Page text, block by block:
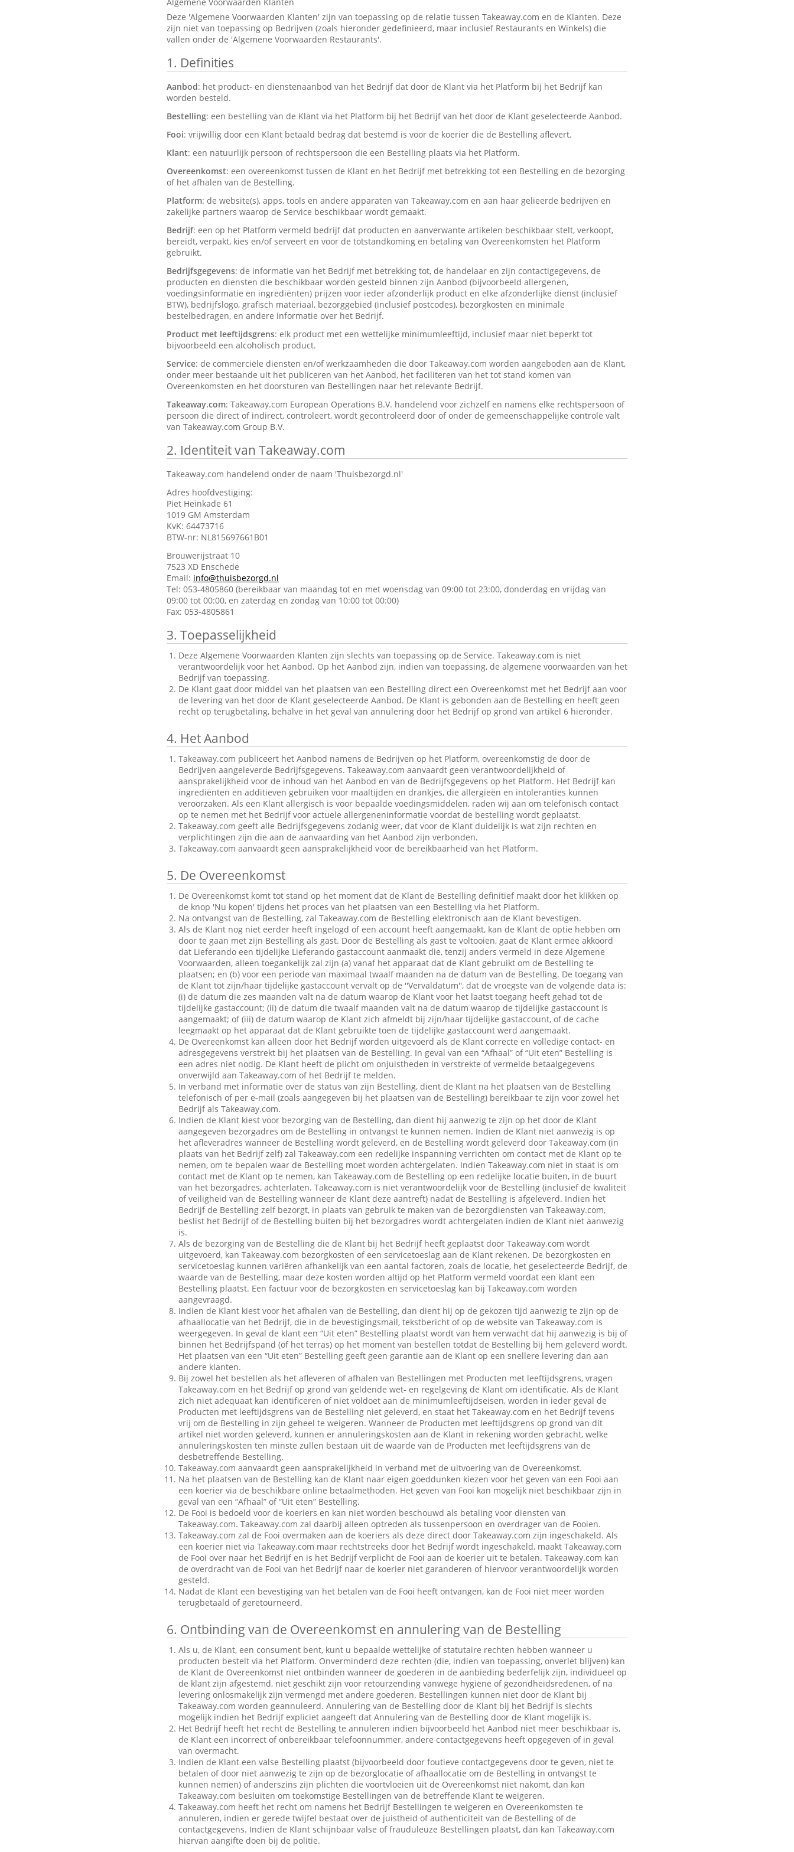
Deze 'Algemene Voorwaarden Klanten' zijn van toepassing op de relatie tussen Takeaway.com en de Klanten. Deze
zijn niet van toepassing op Bedrijven (zoals hieronder gedefinieerd, maar inclusief Restaurants en Winkels) die
vallen onder de 'Algemene Voorwaarden Restaurants'.
1. Definities
Aanbod: het product- en dienstenaanbod van het Bedrijf dat door de Klant via het Platform bij het Bedrijf kan
worden besteld.
Bestelling: een bestelling van de Klant via het Platform bij het Bedrijf van het door de Klant geselecteerde Aanbod.
Fooi: vrijwillig door een Klant betaald bedrag dat bestemd is voor de koerier die de Bestelling aflevert.
Klant: een natuurlijk persoon of rechtspersoon die een Bestelling plaats via het Platform.
Overeenkomst: een overeenkomst tussen de Klant en het Bedrijf met betrekking tot een Bestelling en de bezorging
of het afhalen van de Bestelling.
Platform: de website(s), apps, tools en andere apparaten van Takeaway.com en aan haar gelieerde bedrijven en
zakelijke partners waarop de Service beschikbaar wordt gemaakt.
Bedrijf: een op het Platform vermeld bedrijf dat producten en aanverwante artikelen beschikbaar stelt, verkoopt,
bereidt, verpakt, kies en/of serveert en voor de totstandkoming en betaling van Overeenkomsten het Platform
gebruikt.
Bedrijfsgegevens: de informatie van het Bedrijf met betrekking tot, de handelaar en zijn contactigegevens, de
producten en diensten die beschikbaar worden gesteld binnen zijn Aanbod (bijvoorbeeld allergenen,
voedingsinformatie en ingrediënten) prijzen voor ieder afzonderlijk product en elke afzonderlijke dienst (inclusief
BTW), bedrijfslogo, grafisch materiaal, bezorggebied (inclusief postcodes), bezorgkosten en minimale
bestelbedragen, en andere informatie over het Bedrijf.
Product met leeftijdsgrens: elk product met een wettelijke minimumleeftijd, inclusief maar niet beperkt tot
bijvoorbeeld een alcoholisch product.
Service: de commerciële diensten en/of werkzaamheden die door Takeaway.com worden aangeboden aan de Klant,
onder meer bestaande uit het publiceren van het Aanbod, het faciliteren van het tot stand komen van
Overeenkomsten en het doorsturen van Bestellingen naar het relevante Bedrijf.
Takeaway.com: Takeaway.com European Operations B.V. handelend voor zichzelf en namens elke rechtspersoon of
persoon die direct of indirect, controleert, wordt gecontroleerd door of onder de gemeenschappelijke controle valt
van Takeaway.com Group B.V.
2. Identiteit van Takeaway.com
Takeaway.com handelend onder de naam 'Thuisbezorgd.nl'
Adres hoofdvestiging:
Piet Heinkade 61
1019 GM Amsterdam
KvK: 64473716
BTW-nr: NL815697661B01
Brouwerijstraat 10
7523 XD Enschede
Email: info@thuisbezorgd.nl
Tel: 053-4805860 (bereikbaar van maandag tot en met woensdag van 09:00 tot 23:00, donderdag en vrijdag van
09:00 tot 00:00, en zaterdag en zondag van 10:00 tot 00:00)
Fax: 053-4805861
3. Toepasselijkheid
Deze Algemene Voorwaarden Klanten zijn slechts van toepassing op de Service. Takeaway.com is niet
verantwoordelijk voor het Aanbod. Op het Aanbod zijn, indien van toepassing, de algemene voorwaarden van het
Bedrijf van toepassing.
De Klant gaat door middel van het plaatsen van een Bestelling direct een Overeenkomst met het Bedrijf aan voor
de levering van het door de Klant geselecteerde Aanbod. De Klant is gebonden aan de Bestelling en heeft geen
recht op terugbetaling, behalve in het geval van annulering door het Bedrijf op grond van artikel 6 hieronder.
4. Het Aanbod
Takeaway.com publiceert het Aanbod namens de Bedrijven op het Platform, overeenkomstig de door de
Bedrijven aangeleverde Bedrijfsgegevens. Takeaway.com aanvaardt geen verantwoordelijkheid of
aansprakelijkheid voor de inhoud van het Aanbod en van de Bedrijfsgegevens op het Platform. Het Bedrijf kan
ingrediënten en additieven gebruiken voor maaltijden en drankjes, die allergieën en intoleranties kunnen
veroorzaken. Als een Klant allergisch is voor bepaalde voedingsmiddelen, raden wij aan om telefonisch contact
op te nemen met het Bedrijf voor actuele allergeneninformatie voordat de bestelling wordt geplaatst.
Takeaway.com geeft alle Bedrijfsgegevens zodanig weer, dat voor de Klant duidelijk is wat zijn rechten en
verplichtingen zijn die aan de aanvaarding van het Aanbod zijn verbonden.
Takeaway.com aanvaardt geen aansprakelijkheid voor de bereikbaarheid van het Platform.
5. De Overeenkomst
De Overeenkomst komt tot stand op het moment dat de Klant de Bestelling definitief maakt door het klikken op
de knop 'Nu kopen' tijdens het proces van het plaatsen van een Bestelling via het Platform.
Na ontvangst van de Bestelling, zal Takeaway.com de Bestelling elektronisch aan de Klant bevestigen.
Als de Klant nog niet eerder heeft ingelogd of een account heeft aangemaakt, kan de Klant de optie hebben om
door te gaan met zijn Bestelling als gast. Door de Bestelling als gast te voltooien, gaat de Klant ermee akkoord
dat Lieferando een tijdelijke Lieferando gastaccount aanmaakt die, tenzij anders vermeld in deze Algemene
Voorwaarden, alleen toegankelijk zal zijn (a) vanaf het apparaat dat de Klant gebruikt om de Bestelling te
plaatsen; en (b) voor een periode van maximaal twaalf maanden na de datum van de Bestelling. De toegang van
de Klant tot zijn/haar tijdelijke gastaccount vervalt op de ''Vervaldatum'', dat de vroegste van de volgende data is:
(i) de datum die zes maanden valt na de datum waarop de Klant voor het laatst toegang heeft gehad tot de
tijdelijke gastaccount; (ii) de datum die twaalf maanden valt na de datum waarop de tijdelijke gastaccount is
aangemaakt; of (iii) de datum waarop de Klant zich afmeldt bij zijn/haar tijdelijke gastaccount, of de cache
leegmaakt op het apparaat dat de Klant gebruikte toen de tijdelijke gastaccount werd aangemaakt.
De Overeenkomst kan alleen door het Bedrijf worden uitgevoerd als de Klant correcte en volledige contact- en
adresgegevens verstrekt bij het plaatsen van de Bestelling. In geval van een “Afhaal” of “Uit eten” Bestelling is
een adres niet nodig. De Klant heeft de plicht om onjuistheden in verstrekte of vermelde betaalgegevens
onverwijld aan Takeaway.com of het Bedrijf te melden.
In verband met informatie over de status van zijn Bestelling, dient de Klant na het plaatsen van de Bestelling
telefonisch of per e-mail (zoals aangegeven bij het plaatsen van de Bestelling) bereikbaar te zijn voor zowel het
Bedrijf als Takeaway.com.
Indien de Klant kiest voor bezorging van de Bestelling, dan dient hij aanwezig te zijn op het door de Klant
aangegeven bezorgadres om de Bestelling in ontvangst te kunnen nemen. Indien de Klant niet aanwezig is op
het afleveradres wanneer de Bestelling wordt geleverd, en de Bestelling wordt geleverd door Takeaway.com (in
plaats van het Bedrijf zelf) zal Takeaway.com een redelijke inspanning verrichten om contact met de Klant op te
nemen, om te bepalen waar de Bestelling moet worden achtergelaten. Indien Takeaway.com niet in staat is om
contact met de Klant op te nemen, kan Takeaway.com de Bestelling op een redelijke locatie buiten, in de buurt
van het bezorgadres, achterlaten. Takeaway.com is niet verantwoordelijk voor de Bestelling (inclusief de kwaliteit
of veiligheid van de Bestelling wanneer de Klant deze aantreft) nadat de Bestelling is afgeleverd. Indien het
Bedrijf de Bestelling zelf bezorgt, in plaats van gebruik te maken van de bezorgdiensten van Takeaway.com,
beslist het Bedrijf of de Bestelling buiten bij het bezorgadres wordt achtergelaten indien de Klant niet aanwezig
is.
Als de bezorging van de Bestelling die de Klant bij het Bedrijf heeft geplaatst door Takeaway.com wordt
uitgevoerd, kan Takeaway.com bezorgkosten of een servicetoeslag aan de Klant rekenen. De bezorgkosten en
servicetoeslag kunnen variëren afhankelijk van een aantal factoren, zoals de locatie, het geselecteerde Bedrijf, de
waarde van de Bestelling, maar deze kosten worden altijd op het Platform vermeld voordat een klant een
Bestelling plaatst. Een factuur voor de bezorgkosten en servicetoeslag kan bij Takeaway.com worden
aangevraagd.
Indien de Klant kiest voor het afhalen van de Bestelling, dan dient hij op de gekozen tijd aanwezig te zijn op de
afhaallocatie van het Bedrijf, die in de bevestigingsmail, tekstbericht of op de website van Takeaway.com is
weergegeven. In geval de klant een “Uit eten” Bestelling plaatst wordt van hem verwacht dat hij aanwezig is bij of
binnen het Bedrijfspand (of het terras) op het moment van bestellen totdat de Bestelling bij hem geleverd wordt.
Het plaatsen van een “Uit eten” Bestelling geeft geen garantie aan de Klant op een snellere levering dan aan
andere klanten.
Bij zowel het bestellen als het afleveren of afhalen van Bestellingen met Producten met leeftijdsgrens, vragen
Takeaway.com en het Bedrijf op grond van geldende wet- en regelgeving de Klant om identificatie. Als de Klant
zich niet adequaat kan identificeren of niet voldoet aan de minimumleeftijdseisen, worden in ieder geval de
Producten met leeftijdsgrens van de Bestelling niet geleverd, en staat het Takeaway.com en het Bedrijf tevens
vrij om de Bestelling in zijn geheel te weigeren. Wanneer de Producten met leeftijdsgrens op grond van dit
artikel niet worden geleverd, kunnen er annuleringskosten aan de Klant in rekening worden gebracht, welke
annuleringskosten ten minste zullen bestaan uit de waarde van de Producten met leeftijdsgrens van de
desbetreffende Bestelling.
Takeaway.com aanvaardt geen aansprakelijkheid in verband met de uitvoering van de Overeenkomst.
Na het plaatsen van de Bestelling kan de Klant naar eigen goeddunken kiezen voor het geven van een Fooi aan
een koerier via de beschikbare online betaalmethoden. Het geven van Fooi kan mogelijk niet beschikbaar zijn in
geval van een “Afhaal” of “Uit eten” Bestelling.
De Fooi is bedoeld voor de koeriers en kan niet worden beschouwd als betaling voor diensten van
Takeaway.com. Takeaway.com zal daarbij alleen optreden als tussenpersoon en overdrager van de Fooien.
Takeaway.com zal de Fooi overmaken aan de koeriers als deze direct door Takeaway.com zijn ingeschakeld. Als
een koerier niet via Takeaway.com maar rechtstreeks door het Bedrijf wordt ingeschakeld, maakt Takeaway.com
de Fooi over naar het Bedrijf en is het Bedrijf verplicht de Fooi aan de koerier uit te betalen. Takeaway.com kan
de overdracht van de Fooi van het Bedrijf naar de koerier niet garanderen of hiervoor verantwoordelijk worden
gesteld.
Nadat de Klant een bevestiging van het betalen van de Fooi heeft ontvangen, kan de Fooi niet meer worden
terugbetaald of geretourneerd.
6. Ontbinding van de Overeenkomst en annulering van de Bestelling
Als u, de Klant, een consument bent, kunt u bepaalde wettelijke of statutaire rechten hebben wanneer u
producten bestelt via het Platform. Onverminderd deze rechten (die, indien van toepassing, onverlet blijven) kan
de Klant de Overeenkomst niet ontbinden wanneer de goederen in de aanbieding bederfelijk zijn, individueel op
de klant zijn afgestemd, niet geschikt zijn voor retourzending vanwege hygiëne of gezondheidsredenen, of na
levering onlosmakelijk zijn vermengd met andere goederen. Bestellingen kunnen niet door de Klant bij
Takeaway.com worden geannuleerd. Annulering van de Bestelling door de Klant bij het Bedrijf is slechts
mogelijk indien het Bedrijf expliciet aangeeft dat Annulering van de Bestelling door de Klant mogelijk is.
Het Bedrijf heeft het recht de Bestelling te annuleren indien bijvoorbeeld het Aanbod niet meer beschikbaar is,
de Klant een incorrect of onbereikbaar telefoonnummer, andere contactgegevens heeft opgegeven of in geval
van overmacht.
Indien de Klant een valse Bestelling plaatst (bijvoorbeeld door foutieve contactgegevens door te geven, niet te
betalen of door niet aanwezig te zijn op de bezorglocatie of afhaallocatie om de Bestelling in ontvangst te
kunnen nemen) of anderszins zijn plichten die voortvloeien uit de Overeenkomst niet nakomt, dan kan
Takeaway.com besluiten om toekomstige Bestellingen van de betreffende Klant te weigeren.
Takeaway.com heeft het recht om namens het Bedrijf Bestellingen te weigeren en Overeenkomsten te
annuleren, indien er gerede twijfel bestaat over de juistheid of authenticiteit van de Bestelling of de
contactgegevens. Indien de Klant schijnbaar valse of frauduleuze Bestellingen plaatst, dan kan Takeaway.com
hiervan aangifte doen bij de politie.